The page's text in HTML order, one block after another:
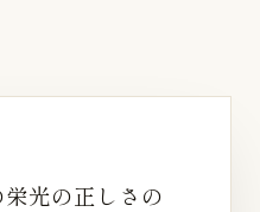
光の正しさの